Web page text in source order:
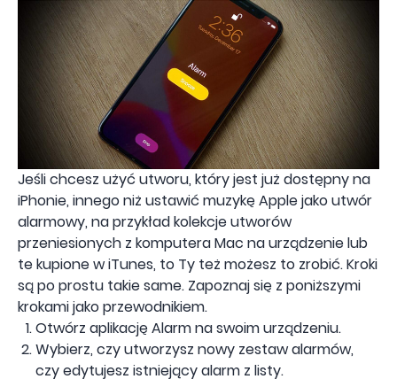
Jeśli chcesz użyć utworu, który jest już dostępny na
iPhonie, innego niż ustawić muzykę Apple jako utwór
alarmowy, na przykład kolekcje utworów
przeniesionych z komputera Mac na urządzenie lub
te kupione w iTunes, to Ty też możesz to zrobić. Kroki
są po prostu takie same. Zapoznaj się z poniższymi
krokami jako przewodnikiem.
Otwórz aplikację Alarm na swoim urządzeniu.
Wybierz, czy utworzysz nowy zestaw alarmów,
czy edytujesz istniejący alarm z listy.